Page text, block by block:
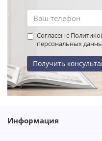
Согласен с
персональных
Получить
Информация